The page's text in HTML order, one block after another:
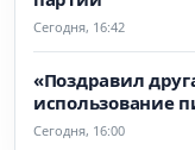
Сегодня, 16:42
«Поздравил
использование
Сегодня, 16:00